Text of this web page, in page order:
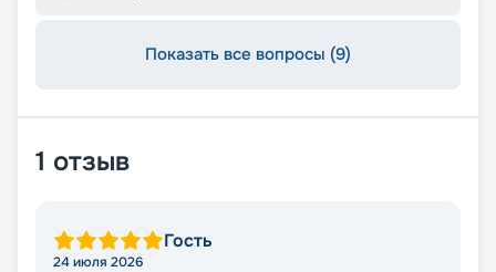
Показать все вопросы (9)
1 отзыв
Гость
24 июля 2026